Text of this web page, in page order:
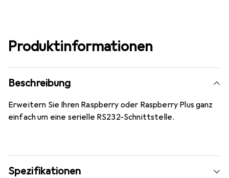
Produktinformationen
Beschreibung
Erweitern Sie Ihren Raspberry oder Raspberry Plus ganz
einfach um eine serielle RS232-Schnittstelle.
Spezifikationen